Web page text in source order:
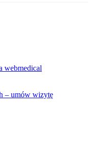
webmedical
– umów wizytę